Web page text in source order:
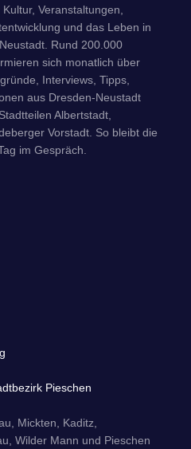
Veranstaltungen,
und das Leben in
Rund 200.000
sich monatlich über
Interviews, Tipps,
aus Dresden-Neustadt
Albertstadt,
Vorstadt. So bleibt die
im Gespräch.
Pieschen
Mickten, Kaditz,
Wilder Mann und Pieschen